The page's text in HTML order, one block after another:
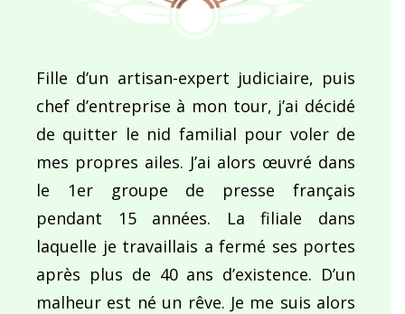
Fille d’un artisan-expert judiciaire, puis
chef d’entreprise à mon tour, j’ai décidé
de quitter le nid familial pour voler de
mes propres ailes. J’ai alors œuvré dans
le 1er groupe de presse français
pendant 15 années. La filiale dans
laquelle je travaillais a fermé ses portes
après plus de 40 ans d’existence. D’un
malheur est né un rêve. Je me suis alors